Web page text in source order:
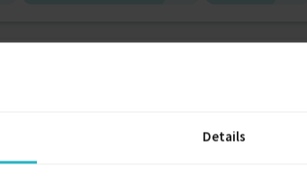
Details